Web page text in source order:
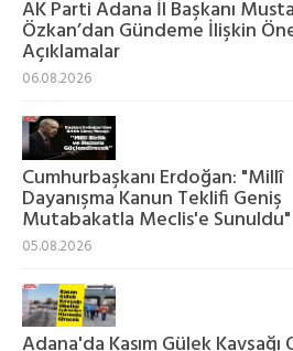
AK Parti Adana İl Başkanı
Özkan’dan Gündeme İlişkin
Açıklamalar
06.08.2026
Cumhurbaşkanı Erdoğan: "Millî
Dayanışma Kanun Teklifi Geniş
Mutabakatla Meclis'e Sunuldu"
05.08.2026